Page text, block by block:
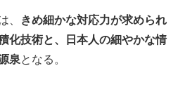
、 きめ細かな対応力が求められ
化技術と、日本人の細やかな情
泉となる。